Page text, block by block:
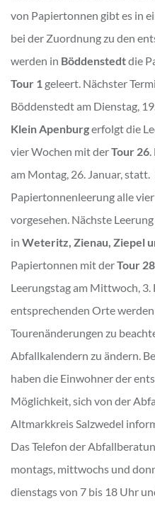
von Papiertonnen gibt es in
bei der Zuordnung zu den
werden in Böddenstedtdie
Tour 1 geleert. Nächster
Böddenstedt am Dienstag,
Klein Apenburgerfolgt die
vier Wochen mit derTour 26
am Montag, 26. Januar,
Papiertonnenleerung alle
vorgesehen. Nächste
in Weteritz, Zienau, Ziepel
Papiertonnen mit derTour 28
Leerungstag am Mittwoch,
entsprechenden Orte
Tourenänderungen zu
Abfallkalendern zu ändern.
haben die Einwohner der
Möglichkeit, sich von der
Altmarkkreis Salzwedel
Das Telefon der
montags, mittwochs und
dienstags von 7 bis 18 Uhr